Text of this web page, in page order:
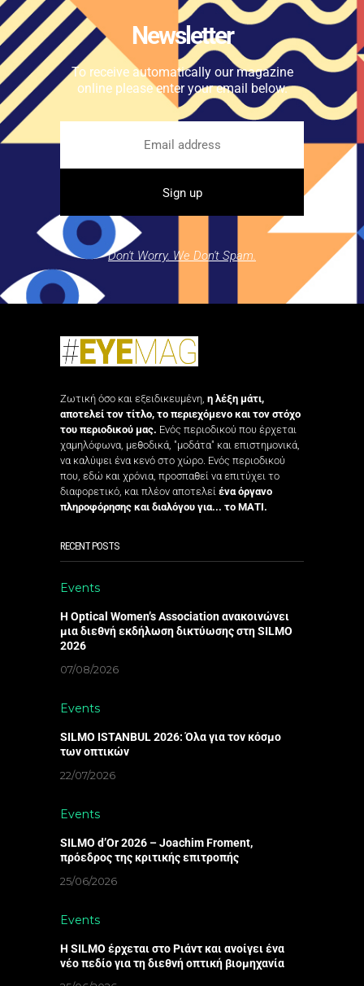
Newsletter
To receive automatically our magazine
online please enter your email below.
Don't Worry. We Don't Spam.
Ζωτική όσο και εξειδικευμένη, η λέξη μάτι,
αποτελεί τον τίτλο, το περιεχόμενο και τον στόχο
του περιοδικού μας. Ενός περιοδικού που έρχεται
χαμηλόφωνα, μεθοδικά, "μοδάτα" και επιστημονικά,
να καλύψει ένα κενό στο χώρο. Ενός περιοδικού
που, εδώ και χρόνια, προσπαθεί να επιτύχει το
διαφορετικό, και πλέον αποτελεί ένα όργανο
πληροφόρησης και διαλόγου για... το ΜΑΤΙ.
RECENT POSTS
Events
Η Optical Women’s Association ανακοινώνει
μια διεθνή εκδήλωση δικτύωσης στη SILMO
2026
07/08/2026
Events
SILMO ISTANBUL 2026: Όλα για τον κόσμο
των οπτικών
22/07/2026
Events
SILMO d’Or 2026 – Joachim Froment,
πρόεδρος της κριτικής επιτροπής
25/06/2026
Events
Η SILMO έρχεται στο Ριάντ και ανοίγει ένα
νέο πεδίο για τη διεθνή οπτική βιομηχανία